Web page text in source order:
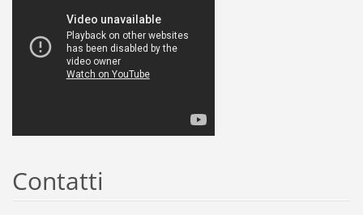
Contatti